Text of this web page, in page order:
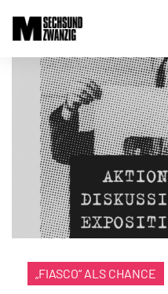
„FIASCO“ ALS CHANCE